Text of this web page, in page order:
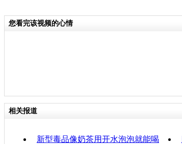
您看完该视频的心情
相关报道
新型毒品像奶茶用开水泡泡就能喝